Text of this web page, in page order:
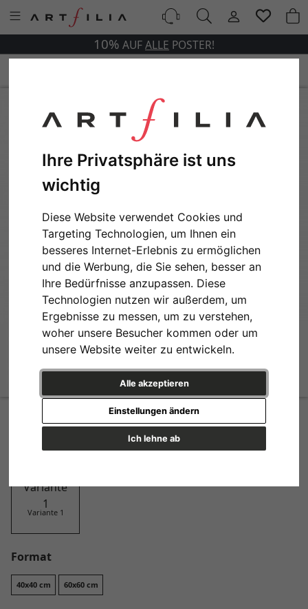
Ihre Privatsphäre ist uns
wichtig
Diese Website verwendet Cookies und
Targeting Technologien, um Ihnen ein
besseres Internet-Erlebnis zu ermöglichen
und die Werbung, die Sie sehen, besser an
Ihre Bedürfnisse anzupassen. Diese
Technologien nutzen wir außerdem, um
Ergebnisse zu messen, um zu verstehen,
woher unsere Besucher kommen oder um
unsere Website weiter zu entwickeln.
Alle akzeptieren
Ich lehne ab
Einstellungen ändern
10% AUFALLE POSTER!
Design
Variante 1
Format
40x40 cm 60x60 cm